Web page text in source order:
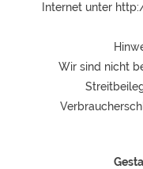
Internet unter
Wir sind nicht